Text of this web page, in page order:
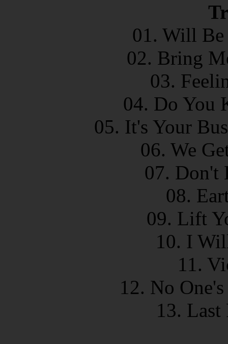
01. Will
02. Bring
03.
04. Do You
05. It's Your
06. We
07. Don't
08.
09. Lift
10. I
11.
12. No
13.